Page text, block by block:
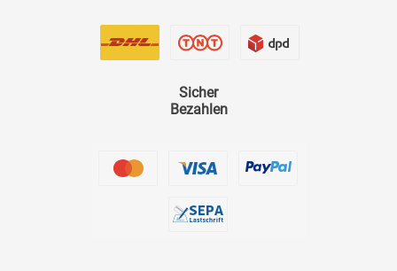
Sicher
Bezahlen